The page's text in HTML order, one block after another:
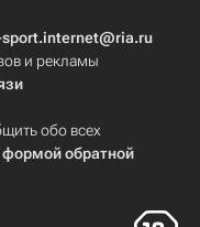
sport.internet@ria.ru
и рекламы
обо всех
формой обратной